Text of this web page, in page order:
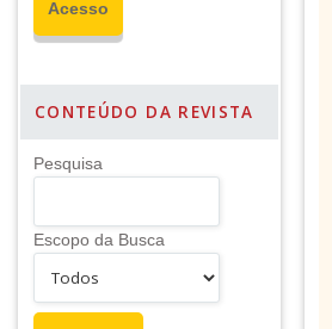
CONTEÚDO DA REVISTA
Pesquisa
Escopo da Busca